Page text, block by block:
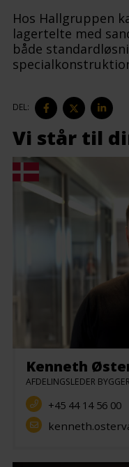
Hos Hallgruppen
lagertelte med
både
DEL:
DEL
PÅ
FACEBOOK
DEL
PÅ
TWITTER
PÅ
Vi står til
Kenneth
AFDELINGSLEDER
+45 44 14 56 00